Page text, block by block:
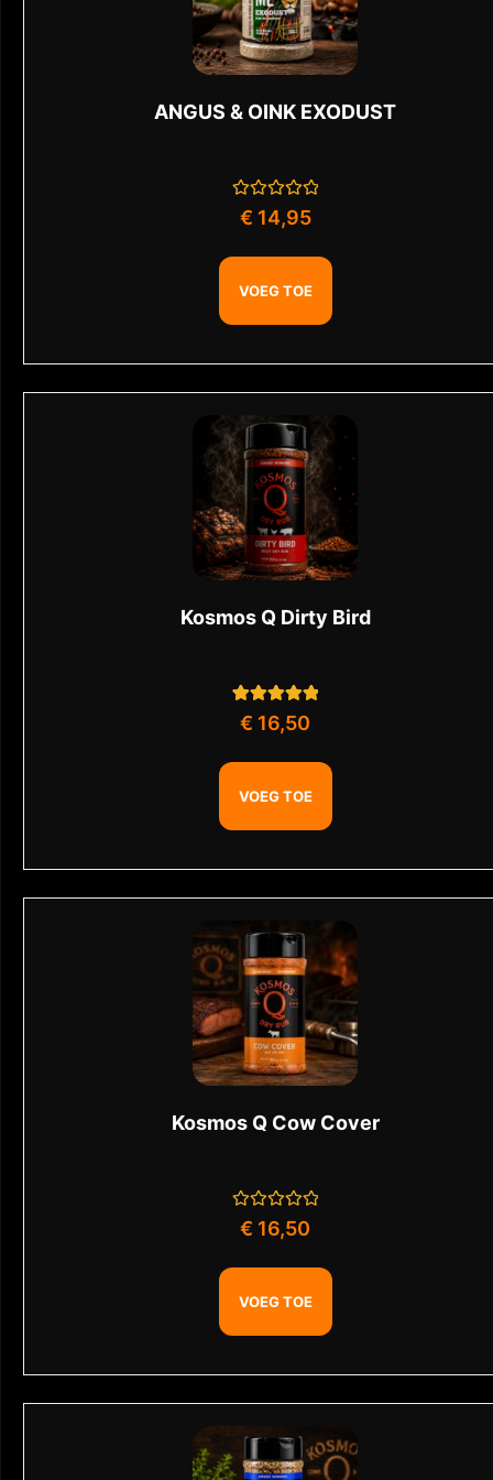
ANGUS & OINK EXODUST
Gewaardeerd
5
€ 14,95
VOEG TOE
Kosmos Q Dirty Bird
Gewaardeerd
5.00
gebaseerd op
waardering
€ 16,50
VOEG TOE
Kosmos Q Cow Cover
Gewaardeerd
5
€ 16,50
VOEG TOE